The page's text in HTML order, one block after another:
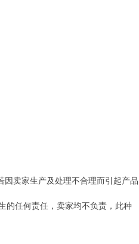
卖家生产及处理不合理而引起产品
的任何责任，卖家均不负责，此种